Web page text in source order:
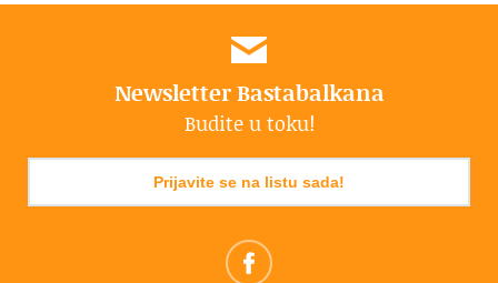
Newsletter Bastabalkana
Budite u toku!
Prijavite se na listu sada!